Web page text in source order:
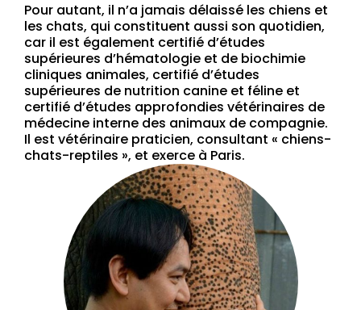
Pour autant, il n’a jamais délaissé les chiens et
les chats, qui constituent aussi son quotidien,
car il est également certifié d’études
supérieures d’hématologie et de biochimie
cliniques animales, certifié d’études
supérieures de nutrition canine et féline et
certifié d’études approfondies vétérinaires de
médecine interne des animaux de compagnie.
Il est vétérinaire praticien, consultant « chiens-
chats-reptiles », et exerce à Paris.